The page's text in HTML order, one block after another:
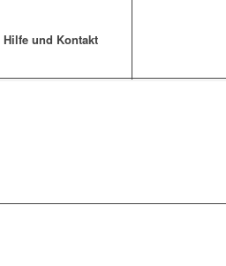
Hilfe und Kontakt